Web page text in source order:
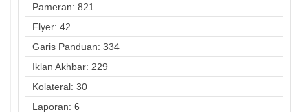
Pameran: 821
Flyer: 42
Garis Panduan: 334
Iklan Akhbar: 229
Kolateral: 30
Laporan: 6